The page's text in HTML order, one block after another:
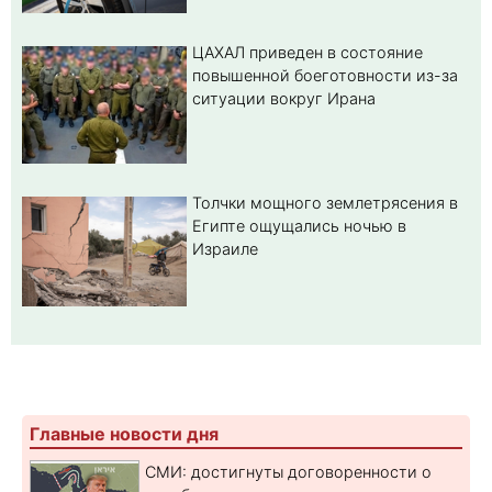
ЦАХАЛ приведен в состояние
повышенной боеготовности из-за
ситуации вокруг Ирана
Толчки мощного землетрясения в
Египте ощущались ночью в
Израиле
Главные новости дня
СМИ: достигнуты договоренности о